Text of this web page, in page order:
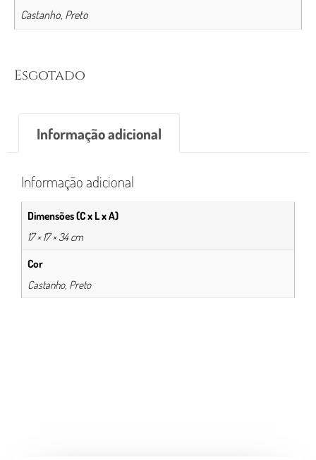
Castanho, Preto
Esgotado
Informação adicional
Informação adicional
Dimensões (C x L x A)
17 × 17 × 34 cm
Cor
Castanho, Preto